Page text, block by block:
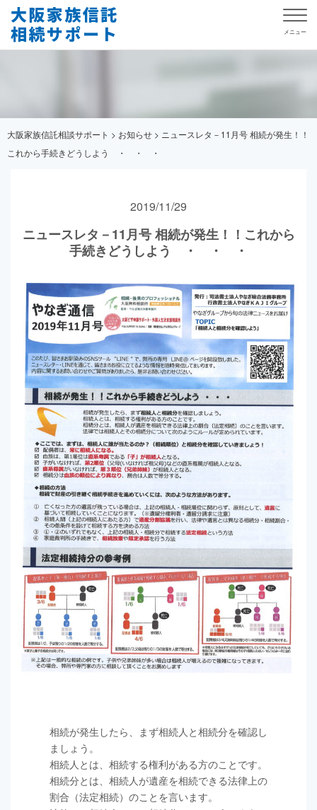
ニュースレタ－11月号 相続が発
大阪家族信託相談サポート > お知らせ > ニュースレタ－11月号 相続が発生！！
これから手続きどうしよう ・ ・ ・
2019/11/29
ニュースレタ－11月号 相続が発生！！これから
手続きどうしよう ・ ・ ・
相続が発生したら、まず相続人と相続分を確認し
ましょう。
相続人とは、相続する権利がある方のことです。
相続分とは、相続人が遺産を相続できる法律上の
割合（法定相続）のことを言います。